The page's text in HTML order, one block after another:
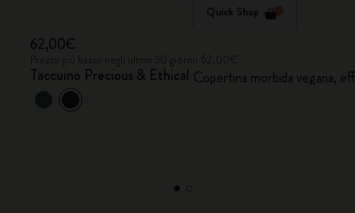
Quick Shop
62,00€
Taccuino Precious & Ethical Copertina morbida vegana,